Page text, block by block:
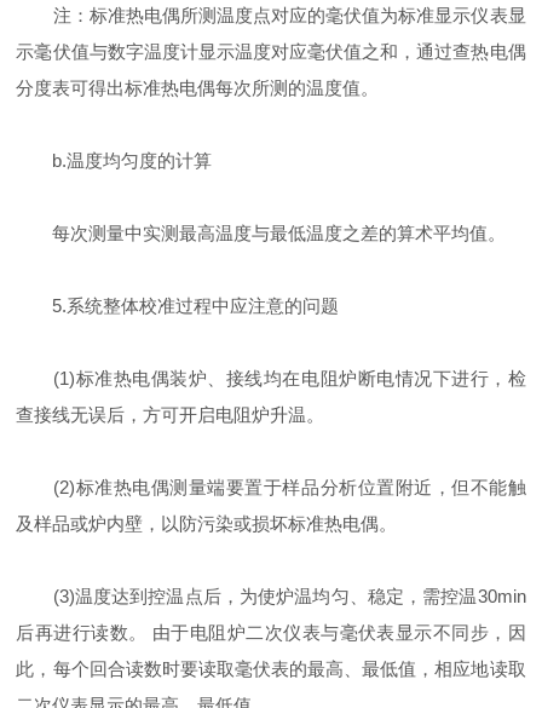
注：标准热电偶所测温度点对应的毫伏值为标准显示仪表显
示毫伏值与数字温度计显示温度对应毫伏值之和，通过查热电偶
分度表可得出标准热电偶每次所测的温度值。
b.温度均匀度的计算
每次测量中实测最高温度与最低温度之差的算术平均值。
5.系统整体校准过程中应注意的问题
(1)标准热电偶装炉、接线均在电阻炉断电情况下进行，检
查接线无误后，方可开启电阻炉升温。
(2)标准热电偶测量端要置于样品分析位置附近，但不能触
及样品或炉内壁，以防污染或损坏标准热电偶。
(3)温度达到控温点后，为使炉温均匀、稳定，需控温30min
后再进行读数。 由于电阻炉二次仪表与毫伏表显示不同步，因
此，每个回合读数时要读取毫伏表的最高、最低值，相应地读取